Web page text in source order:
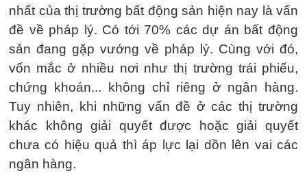
nhất của thị trường bất động sản hiện nay là vấn
đề về pháp lý. Có tới 70% các dự án bất động
sản đang gặp vướng về pháp lý. Cùng với đó,
vốn mắc ở nhiều nơi như thị trường trái phiếu,
chứng khoán... không chỉ riêng ở ngân hàng.
Tuy nhiên, khi những vấn đề ở các thị trường
khác không giải quyết được hoặc giải quyết
chưa có hiệu quả thì áp lực lại dồn lên vai các
ngân hàng.